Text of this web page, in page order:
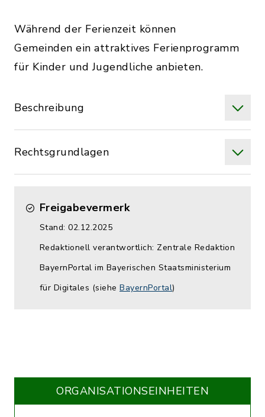
Während der Ferienzeit können
Gemeinden ein attraktives Ferienprogramm
für Kinder und Jugendliche anbieten.
Beschreibung
Rechtsgrundlagen
Freigabevermerk
Stand: 02.12.2025
Redaktionell verantwortlich: Zentrale Redaktion
BayernPortal im Bayerischen Staatsministerium
für Digitales (siehe BayernPortal)
ORGANISATIONS­EINHEITEN